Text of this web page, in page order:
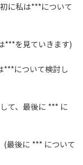
に私は***について
を見ていきます)
について検討し
て、最後に *** に
後に *** について